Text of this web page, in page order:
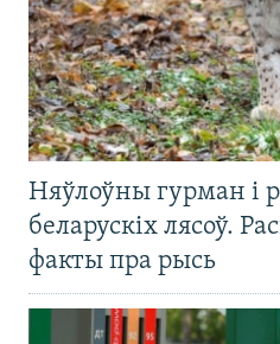
Няўлоўны гурман і
беларускіх лясоў.
факты пра рысь